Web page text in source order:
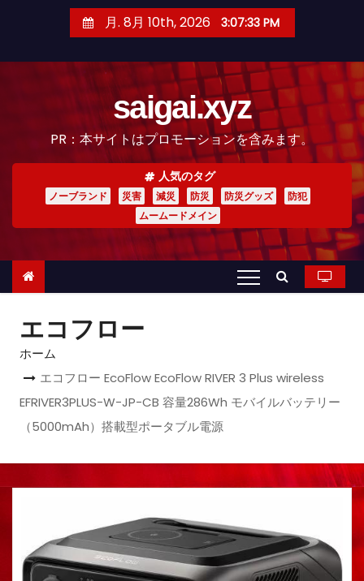
月. 8月 10th, 2026 3:07:34 PM
saigai.xyz
PR：本サイトはプロモーションを含みます。
人気のタグ
ノーブランド 災害 減災 防災 防災グッズ
防犯
ムームードメイン
エコフロー
ホーム
エコフロー EcoFlow EcoFlow RIVER 3 Plus wireless
EFRIVER3PLUS-W-JP-CB 容量286Wh モバイルバッテリー
（5000mAh）搭載型ポータブル電源